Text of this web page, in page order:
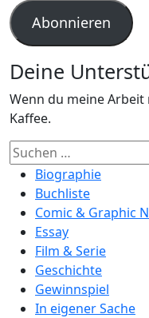
Adresse
Abonnieren
Deine
Wenn du meine
Kaffee.
Suchen
nach:Biographie
Buchliste
Comic & Graphic
Essay
Film & Serie
Geschichte
Gewinnspiel
In eigener Sache